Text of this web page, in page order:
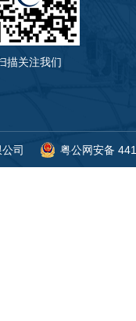
描关注我们
有限公司 粤公网安备